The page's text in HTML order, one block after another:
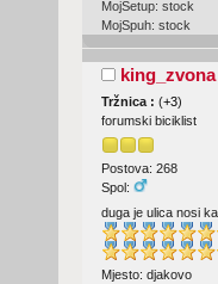
MojSetup: stock
MojSpuh: stock
king_zvona
Tržnica : (+3)
forumski biciklist
Postova: 268
Spol:
duga je ulica nosi
Mjesto: djakovo